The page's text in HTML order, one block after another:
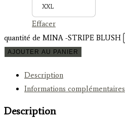
XXL
Effacer
quantité de MINA -STRIPE BLUSH
AJOUTER AU PANIER
Description
Informations complémentaires
Description